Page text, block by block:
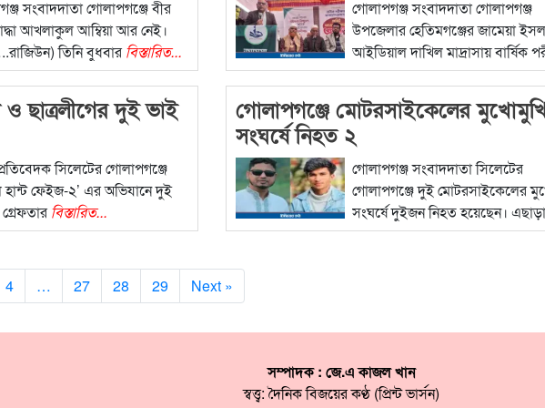
সংবাদদাতা গোলাপগঞ্জে বীর
আখলাকুল আম্বিয়া আর নেই।
তিনি বুধবারবিস্তারিত...
গোলাপগঞ্জ সংবাদদাতা গোলাপগঞ্জ
উপজেলার হেতিমগঞ্জের জামেয়া
আইডিয়াল দাখিল মাদ্রাসায় বার্ষিক
বিস্তারিত...
ছাত্রলীগের দুই ভাই
সিলেটের গোলাপগঞ্জে
হান্ট ফেইজ-২’ এর অভিযানে দুই
বিস্তারিত...
গোলাপগঞ্জে মোটরসাইকেলের
সংঘর্ষে নিহত ২
গোলাপগঞ্জ সংবাদদাতা সিলেটের
গোলাপগঞ্জে দুই মোটরসাইকেলের
সংঘর্ষে দুইজন নিহত হয়েছেন। এছাড়া
বিস্তারিত...
4 … 27 28 29 Next »
সম্পাদক : জে.এ কাজল খান
স্বত্ত্ব: দৈনিক বিজয়ের কণ্ঠ (প্রিন্ট ভার্সন)